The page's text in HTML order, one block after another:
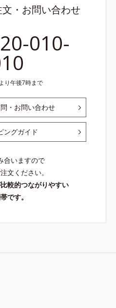
・お問い合わせ
010-
り午後7時まで
・お問い合わせ
ングガイド
合いますので
文ください。
較的つながりやすい
です。